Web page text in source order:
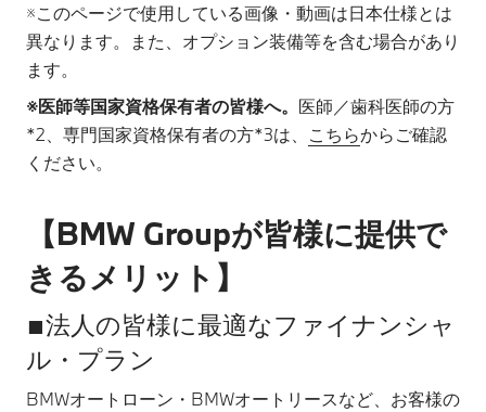
※このページで使用している画像・動画は日本仕様とは
異なります。また、オプション装備等を含む場合があり
ます。
※医師等国家資格保有者の皆様へ。 医師／歯科医師の方
*2、専門国家資格保有者の方*3は、 こちらからご確認
ください。
【BMW Groupが皆様に提供で
きるメリット】
■法人の皆様に最適なファイナンシャ
ル・プラン
BMWオートローン・BMWオートリースなど、お客様の